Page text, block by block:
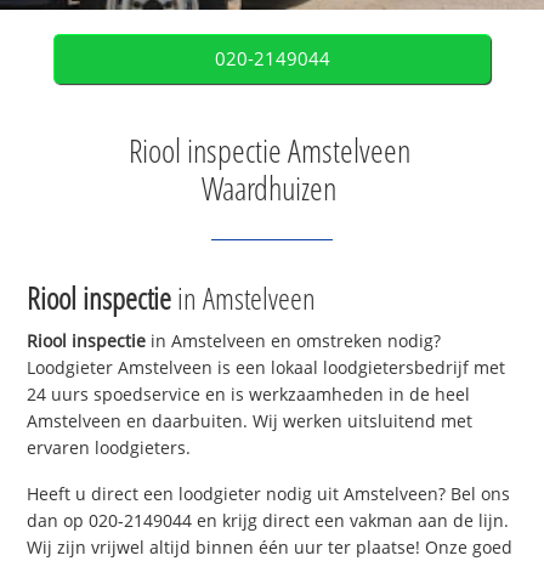
020-2149044
Riool inspectie Amstelveen
Waardhuizen
Riool inspectiein Amstelveen
Riool inspectie in Amstelveen en omstreken nodig?
Loodgieter Amstelveen is een lokaal loodgietersbedrijf met
24 uurs spoedservice en is werkzaamheden in de heel
Amstelveen en daarbuiten. Wij werken uitsluitend met
ervaren loodgieters.
Heeft u direct een loodgieter nodig uit Amstelveen? Bel ons
dan op 020-2149044 en krijg direct een vakman aan de lijn.
Wij zijn vrijwel altijd binnen één uur ter plaatse! Onze goed